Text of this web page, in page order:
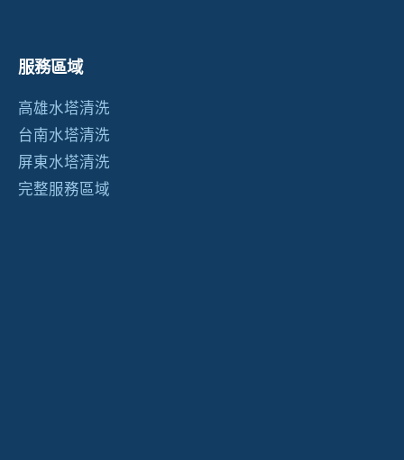
服務區域
高雄水塔清洗
台南水塔清洗
屏東水塔清洗
完整服務區域